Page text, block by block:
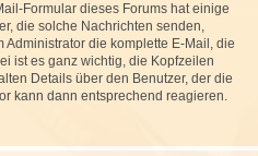
Formular dieses Forums hat einige
die solche Nachrichten senden,
die komplette E-Mail, die
ist es ganz wichtig, die Kopfzeilen
Details über den Benutzer, der die
kann dann entsprechend reagieren.